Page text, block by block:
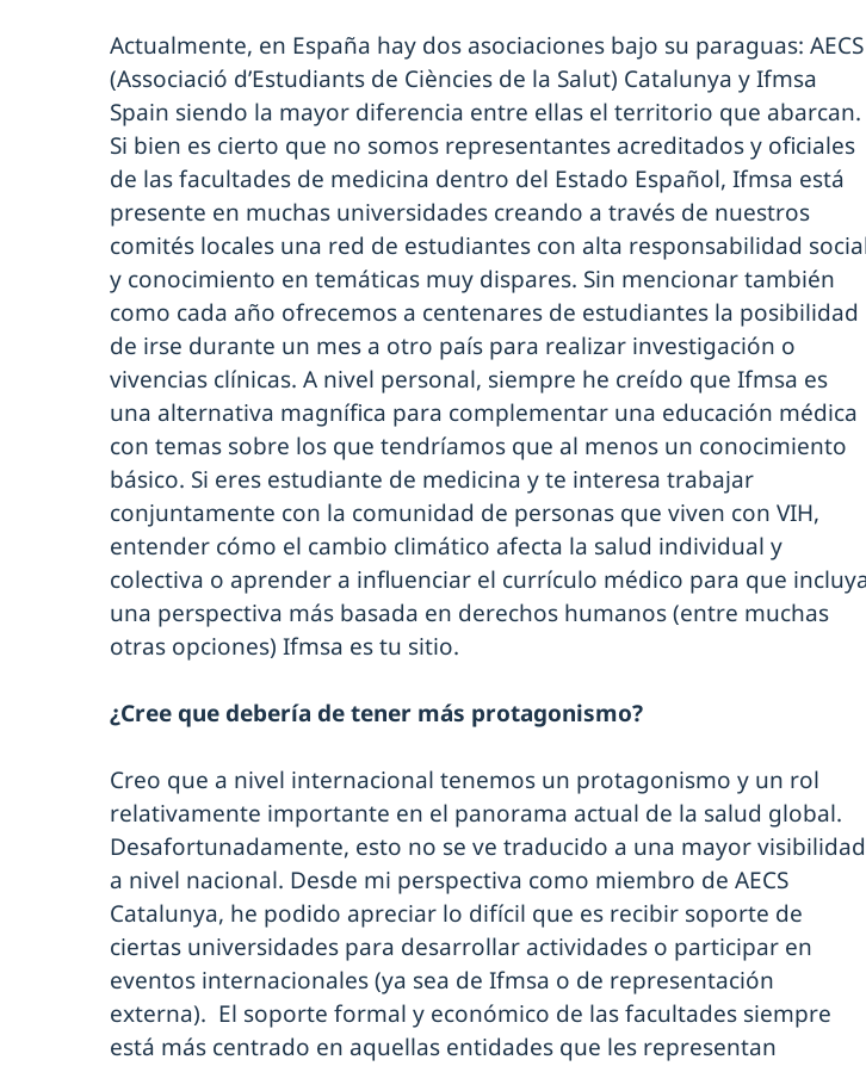
Actualmente, en España hay dos asociaciones bajo su paraguas: AECS
(Associació d’Estudiants de Ciències de la Salut) Catalunya y Ifmsa
Spain siendo la mayor diferencia entre ellas el territorio que abarcan.
Si bien es cierto que no somos representantes acreditados y oficiales
de las facultades de medicina dentro del Estado Español, Ifmsa está
presente en muchas universidades creando a través de nuestros
comités locales una red de estudiantes con alta responsabilidad
y conocimiento en temáticas muy dispares. Sin mencionar también
como cada año ofrecemos a centenares de estudiantes la posibilidad
de irse durante un mes a otro país para realizar investigación o
vivencias clínicas. A nivel personal, siempre he creído que Ifmsa es
una alternativa magnífica para complementar una educación médica
con temas sobre los que tendríamos que al menos un conocimiento
básico. Si eres estudiante de medicina y te interesa trabajar
conjuntamente con la comunidad de personas que viven con VIH,
entender cómo el cambio climático afecta la salud individual y
colectiva o aprender a influenciar el currículo médico para que
una perspectiva más basada en derechos humanos (entre muchas
otras opciones) Ifmsa es tu sitio.
¿Cree que debería de tener más protagonismo?
Creo que a nivel internacional tenemos un protagonismo y un rol
relativamente importante en el panorama actual de la salud global.
Desafortunadamente, esto no se ve traducido a una mayor visibilidad
a nivel nacional. Desde mi perspectiva como miembro de AECS
Catalunya, he podido apreciar lo difícil que es recibir soporte de
ciertas universidades para desarrollar actividades o participar en
eventos internacionales (ya sea de Ifmsa o de representación
externa). El soporte formal y económico de las facultades siempre
está más centrado en aquellas entidades que les representan